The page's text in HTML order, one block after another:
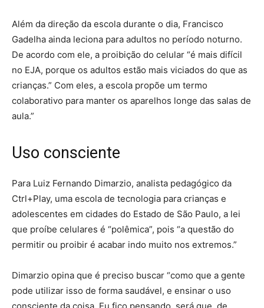
Além da direção da escola durante o dia, Francisco
Gadelha ainda leciona para adultos no período noturno.
De acordo com ele, a proibição do celular “é mais difícil
no EJA, porque os adultos estão mais viciados do que as
crianças.” Com eles, a escola propõe um termo
colaborativo para manter os aparelhos longe das salas de
aula.”
Uso consciente
Para Luiz Fernando Dimarzio, analista pedagógico da
Ctrl+Play, uma escola de tecnologia para crianças e
adolescentes em cidades do Estado de São Paulo, a lei
que proíbe celulares é “polêmica”, pois “a questão do
permitir ou proibir é acabar indo muito nos extremos.”
Dimarzio opina que é preciso buscar “como que a gente
pode utilizar isso de forma saudável, e ensinar o uso